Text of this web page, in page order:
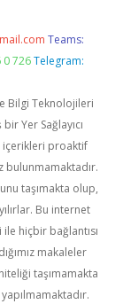
Teams:
0 726 Telegram:
Bilgi Teknolojileri
Yer Sağlayıcı
içerikleri proaktif
bulunmamaktadır.
taşımakta olup,
Bu internet
hiçbir bağlantısı
makaleler
taşımamakta